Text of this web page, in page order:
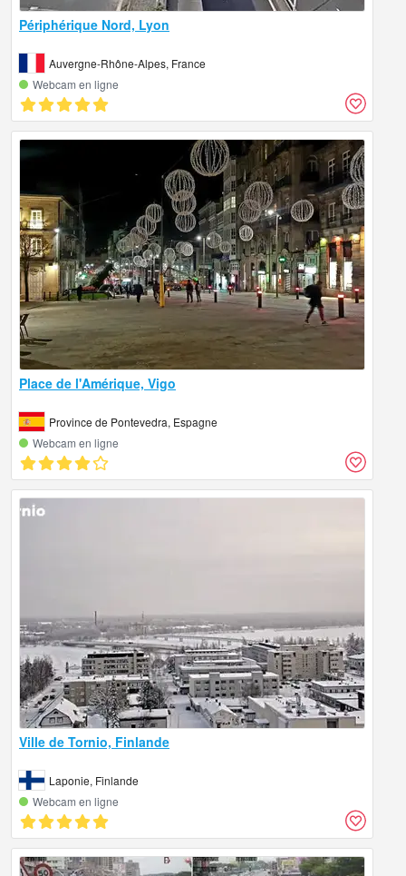
Périphérique Nord, Lyon
Auvergne-Rhône-Alpes, France
Webcam en ligne
Place de l'Amérique, Vigo
Province de Pontevedra, Espagne
Webcam en ligne
Ville de Tornio, Finlande
Laponie, Finlande
Webcam en ligne